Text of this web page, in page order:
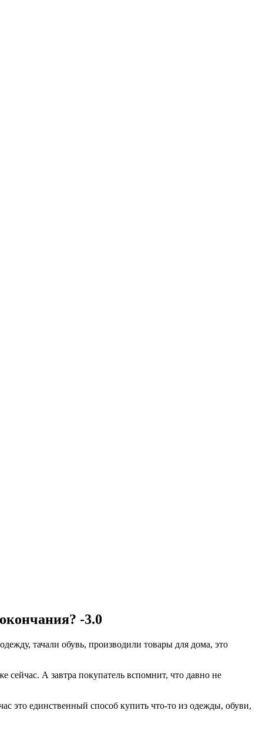
-3.0
тачали обувь, производили товары для дома, это
сейчас. А завтра покупатель вспомнит, что давно не
это единственный способ купить что-то из одежды, обуви,